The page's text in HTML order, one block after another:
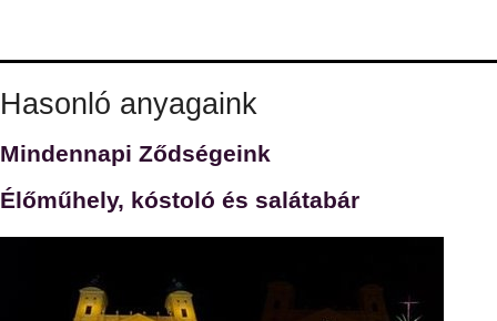
Hasonló anyagaink
Mindennapi Ződségeink
Élőműhely, kóstoló és salátabár